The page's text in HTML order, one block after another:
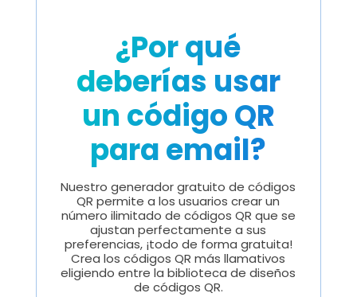
¿Por qué
deberías usar
un código QR
para email?
Nuestro generador gratuito de códigos
QR permite a los usuarios crear un
número ilimitado de códigos QR que se
ajustan perfectamente a sus
preferencias, ¡todo de forma gratuita!
Crea los códigos QR más llamativos
eligiendo entre la biblioteca de diseños
de códigos QR.